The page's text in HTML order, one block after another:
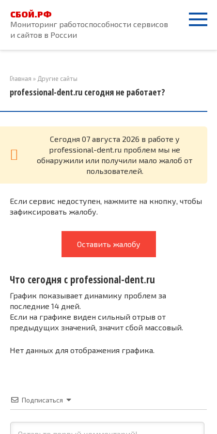
контенту
СБОЙ.РФ
Мониторинг работоспособности сервисов
и сайтов в России
Главная » Другие сайты
professional-dent.ru сегодня не работает?
Cегодня 07 августа 2026 в работе у
professional-dent.ru проблем мы не
обнаружили или получили мало жалоб от
пользователей.
Если сервис недоступен, нажмите на кнопку, чтобы
зафиксировать жалобу.
Оставить жалобу
Что сегодня с professional-dent.ru
График показывает динамику проблем за
последние 14 дней.
Если на графике виден сильный отрыв от
предыдущих значений, значит сбой массовый.
Нет данных для отображения графика.
Подписаться